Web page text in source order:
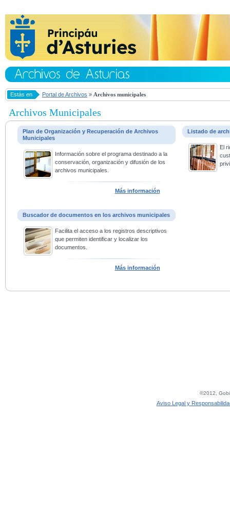
Estás en Portal de Archivos » Archivos municipales
Archivos Municipales
Plan de Organización y Recuperación de Archivos
Municipales
Información sobre el programa destinado a la
conservación, organización y difusión de los
archivos municipales.
Más información
Listado de
El
Buscador de documentos en los archivos municipales
Facilita el acceso a los registros descriptivos
que permiten identificar y localizar los
documentos.
Más información
©2012,
Aviso Legal y